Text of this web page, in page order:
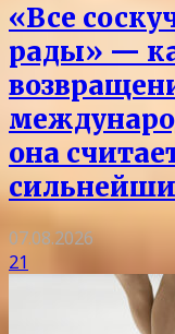
«Все
рады» —
она
07.08.2026
21